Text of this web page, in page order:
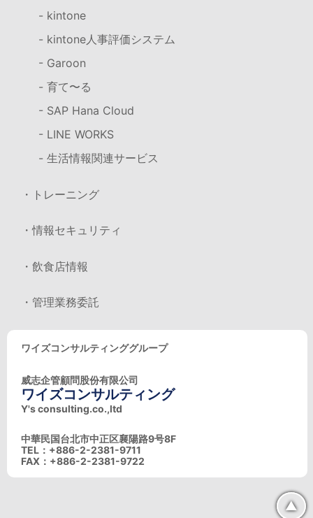
- kintone
- kintone人事評価システム
- Garoon
- 育て〜る
- SAP Hana Cloud
- LINE WORKS
- 生活情報関連サービス
・トレーニング
・情報セキュリティ
・飲食店情報
・管理業務委託
ワイズコンサルティンググループ
威志企管顧問股份有限公司
ワイズコンサルティング
Y's consulting.co.,ltd
中華民国台北市中正区襄陽路9号8F
TEL：+886-2-2381-9711
FAX：+886-2-2381-9722
▲